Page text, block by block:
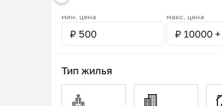
мин. цена макс. цена
Тип жилья